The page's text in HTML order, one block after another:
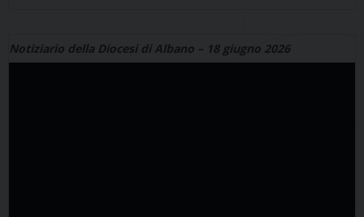
Notiziario della Diocesi di Albano – 18 giugno 2026